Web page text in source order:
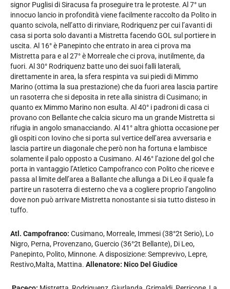
signor Puglisi di Siracusa fa proseguire tra le proteste. Al 7° un
innocuo lancio in profondità viene facilmente raccolto da Polito in
quanto scivola, nell’atto di rinviare, Rodriquenz per cui l’avanti di
casa si porta solo davanti a Mistretta facendo GOL sul portiere in
uscita. Al 16° è Panepinto che entrato in area ci prova ma
Mistretta para e al 27° è Morreale che ci prova, inutilmente, da
fuori. Al 30° Rodriquenz batte uno dei suoi falli laterali,
direttamente in area, la sfera respinta va sui piedi di Mimmo
Marino (ottima la sua prestazione) che da fuori area lascia partire
un rasoterra che si deposita in rete alla sinistra di Cusimano; in
quanto ex Mimmo Marino non esulta. Al 40° i padroni di casa ci
provano con Bellante che calcia sicuro ma un grande Mistretta si
rifugia in angolo smanacciando. Al 41° altra ghiotta occasione per
gli ospiti con Iovino che si porta sul vertice dell’area avversaria e
lascia partire un diagonale che però non ha fortuna e lambisce
solamente il palo opposto a Cusimano. Al 46° l’azione del gol che
porta in vantaggio l’Atletico Campofranco con Polito che riceve e
passa al limite dell’area a Ballante che allunga a Di Leo il quale fa
partire un rasoterra di esterno che va a cogliere proprio l’angolino
dove non può arrivare Mistretta nonostante si sia tutto disteso in
tuffo.
Atl. Campofranco: Cusimano, Morreale, Immesi (38°2t Serio), Lo
Nigro, Perna, Provenzano, Guercio (36°2t Bellante), Di Leo,
Panepinto, Polito, Minnone. A disposizione: Semprevivo, Lepre,
Restivo,Malta, Mattina. Allenatore: Nico Del Giudice